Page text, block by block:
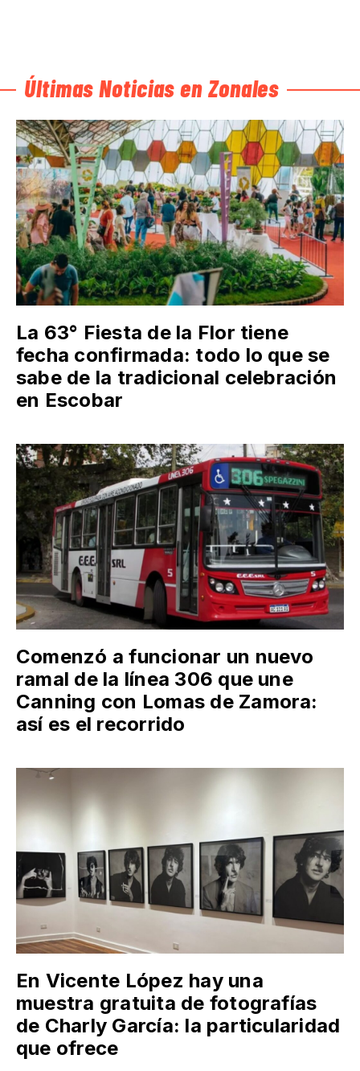
Últimas Noticias en Zonales
La 63° Fiesta de la Flor tiene
fecha confirmada: todo lo que se
sabe de la tradicional celebración
en Escobar
Comenzó a funcionar un nuevo
ramal de la línea 306 que une
Canning con Lomas de Zamora:
así es el recorrido
En Vicente López hay una
muestra gratuita de fotografías
de Charly García: la particularidad
que ofrece